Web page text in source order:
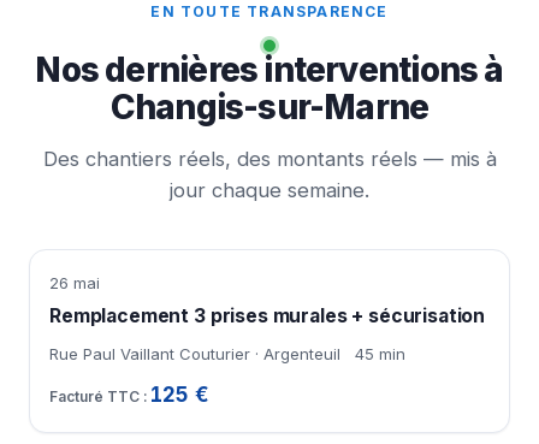
EN TOUTE TRANSPARENCE
Nos dernières interventions à
Changis-sur-Marne
Des chantiers réels, des montants réels — mis à
jour chaque semaine.
26 mai
Remplacement 3 prises murales + sécurisation
Rue Paul Vaillant Couturier · Argenteuil 45 min
125 €